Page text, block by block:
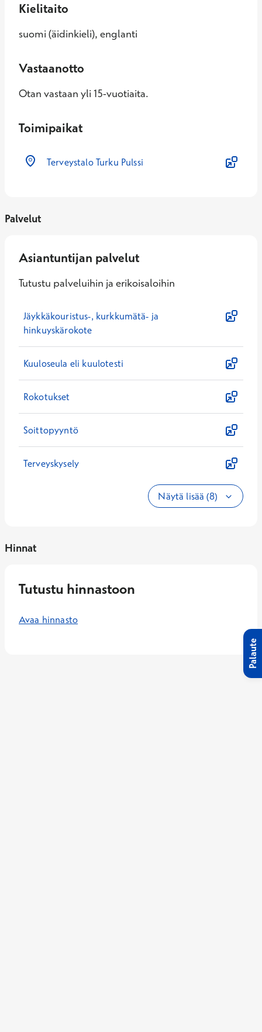
Kielitaito
suomi (äidinkieli), englanti
Vastaanotto
Otan vastaan yli 15-vuotiaita.
Toimipaikat
Terveystalo Turku Pulssi
Palvelut
Asiantuntijan palvelut
Tutustu palveluihin ja erikoisaloihin
Jäykkäkouristus-, kurkkumätä- ja
hinkuyskärokote
Kuuloseula eli kuulotesti
Rokotukset
Soittopyyntö
Terveyskysely
Näytä lisää (8)
Hinnat
Tutustu hinnastoon
Avaa hinnasto
Palaute